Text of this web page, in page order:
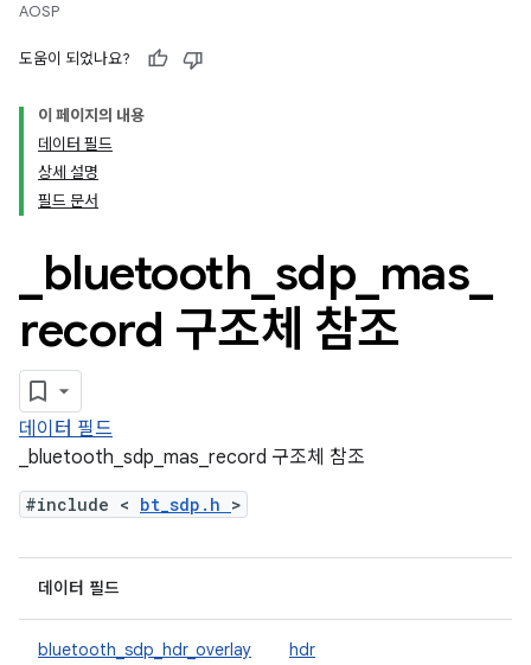
AOSP
도움이 되었나요?
이 페이지의 내용
데이터 필드
상세 설명
필드 문서
bluetooth sdp mas
record 구조체 참조
데이터 필드
_bluetooth_sdp_mas_record 구조체 참조
#include < bt_sdp.h >
데이터 필드
bluetooth_sdp_hdr_overlay hdr